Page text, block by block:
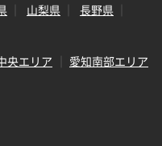
山梨県
長野県
央エリア
愛知南部エリア